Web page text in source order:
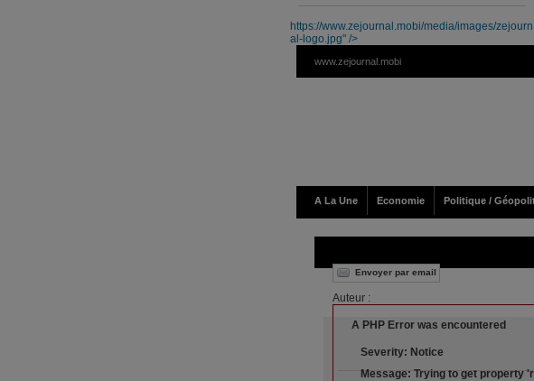
https://www.zejournal.mobi/media/images/zejourn
al-logo.jpg" />
www.zejournal.mobi
A La Une Economie Politique /
Envoyer par email
Auteur :
A PHP Error was encountered
Severity: Notice
Message: Trying to get property